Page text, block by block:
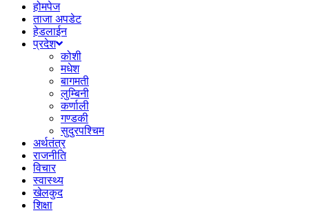
होमपेज
ताजा अपडेट
हेडलाईन
प्रदेश
कोशी
मधेश
बागमती
लुम्बिनी
कर्णाली
गण्डकी
सुदुरपश्चिम
अर्थतंत्र
राजनीति
विचार
स्वास्थ्य
खेलकुद
शिक्षा